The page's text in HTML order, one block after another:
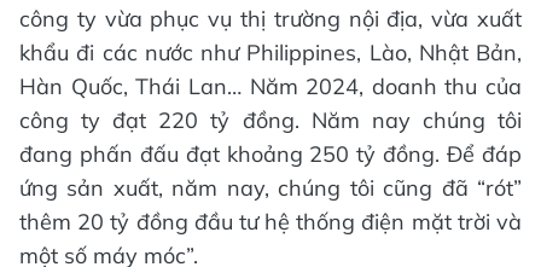
công ty vừa phục vụ thị trường nội địa, vừa xuất
khẩu đi các nước như Philippines, Lào, Nhật Bản,
Hàn Quốc, Thái Lan… Năm 2024, doanh thu của
công ty đạt 220 tỷ đồng. Năm nay chúng tôi
đang phấn đấu đạt khoảng 250 tỷ đồng. Để đáp
ứng sản xuất, năm nay, chúng tôi cũng đã “rót”
thêm 20 tỷ đồng đầu tư hệ thống điện mặt trời và
một số máy móc”.